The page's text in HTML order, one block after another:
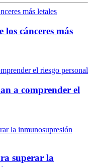
cánceres más
a comprender el
superar la